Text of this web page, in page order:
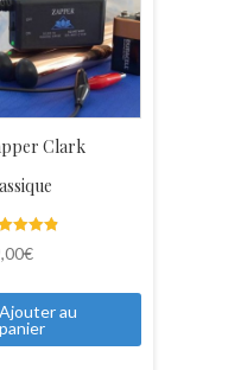
Clark
€
Ajouter au
panier